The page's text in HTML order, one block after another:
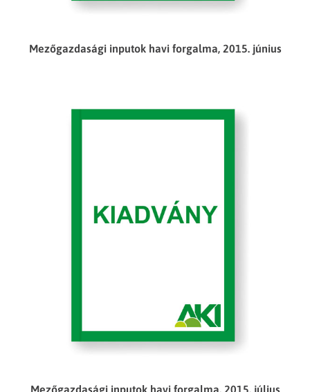
Mezőgazdasági inputok havi forgalma, 2015. június
Mezőgazdasági inputok havi forgalma, 2015. július